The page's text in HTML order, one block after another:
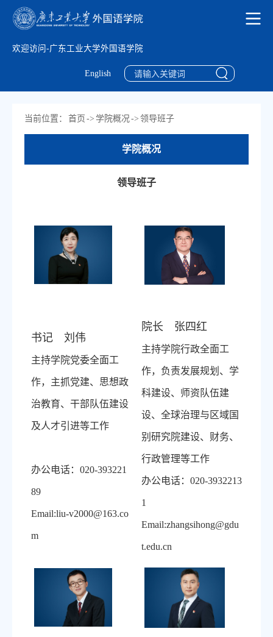
欢迎访问-广东工业大学外国语学院
English
当前位置： 首页 -> 学院概况-> 领导班子
学院概况
领导班子
书记 刘伟
主持学院党委全面工
作，主抓党建、思想政
治教育、干部队伍建设
及人才引进等工作
办公电话： 020-393221
89
Email:liu-v2000@163.co
m
院长 张四红
主持学院行政全面工
作，负责发展规划、学
科建设、师资队伍建
设、全球治理与区域国
别研究院建设、财务、
行政管理等工作
办公电话： 020-3932213
1
Email:zhangsihong@gdu
t.edu.cn